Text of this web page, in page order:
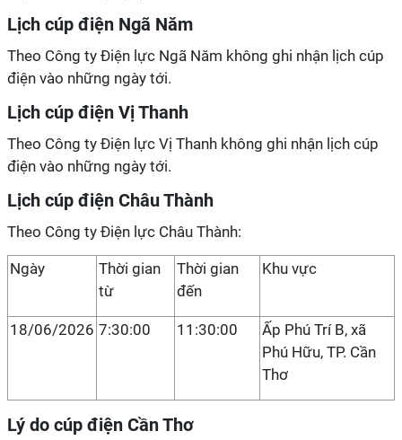
Lịch cúp điện Ngã Năm
Theo Công ty Điện lực Ngã Năm không ghi nhận lịch cúp
điện vào những ngày tới.
Lịch cúp điện Vị Thanh
Theo Công ty Điện lực Vị Thanh không ghi nhận lịch cúp
điện vào những ngày tới.
Lịch cúp điện Châu Thành
Theo Công ty Điện lực Châu Thành:
Ngày
Thời gian
từ
Thời gian
đến
Khu vực
18/06/2026 7:30:00 11:30:00
Ấp Phú Trí B, xã
Phú Hữu, TP. Cần
Thơ
Lý do cúp điện Cần Thơ